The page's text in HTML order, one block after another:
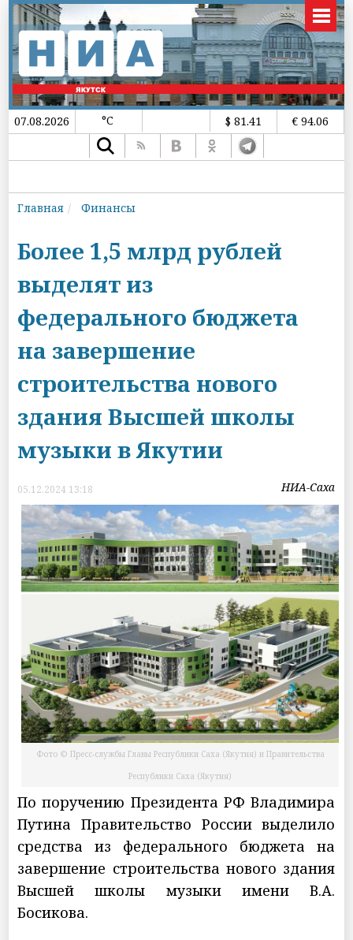
07.08.2026 °C $ 81.41 € 94.06
Главная Финансы
Более 1,5 млрд рублей
выделят из
федерального бюджета
на завершение
строительства нового
здания Высшей школы
музыки в Якутии
05.12.2024 13:18 НИА-Саха
Фото © Пресс-службы Главы Республики Саха (Якутия) и Правительства
Республики Саха (Якутия)
По поручению Президента РФ Владимира
Путина Правительство России выделило
средства из федерального бюджета на
завершение строительства нового здания
Высшей школы музыки имени В.А.
Босикова.